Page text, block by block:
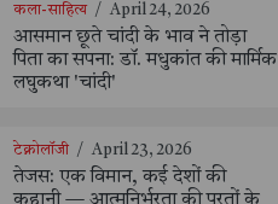
कला-साहित्य / April 24, 2026
आसमान छूते चांदी के भाव ने तोड़ा
पिता का सपना: डॉ. मधुकांत की मार्मिक
लघुकथा 'चांदी'
टेक्नोलॉजी / April 23, 2026
तेजस: एक विमान, कई देशों की